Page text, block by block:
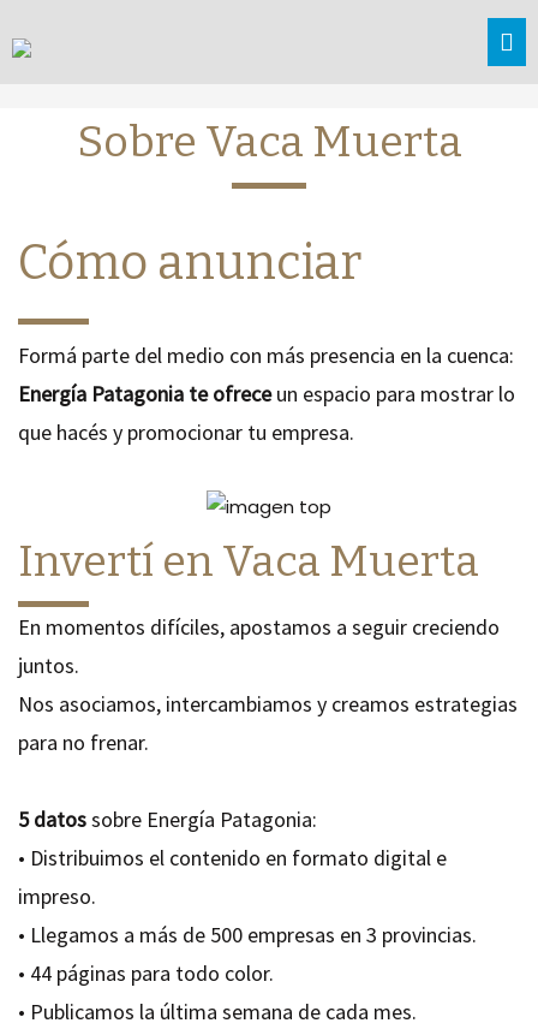
Sobre Vaca Muerta
Cómo anunciar
Formá parte del medio con más presencia en la cuenca:
Energía Patagonia te ofreceun espacio para mostrar lo
que hacés y promocionar tu empresa.
Invertí en Vaca Muerta
En momentos difíciles, apostamos a seguir creciendo
juntos.
Nos asociamos, intercambiamos y creamos estrategias
para no frenar.
5 datossobre Energía Patagonia:
• Distribuimos el contenido en formato digital e
impreso.
• Llegamos a más de 500 empresas en 3 provincias.
• 44 páginas para todo color.
• Publicamos la última semana de cada mes.